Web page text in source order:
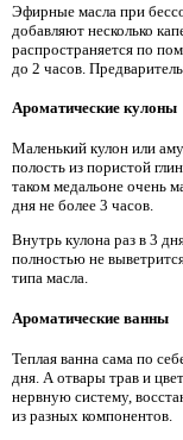
Эфирные масла при
добавляют несколько
распространяется по
до 2 часов.
Ароматические кулоны
Маленький кулон или
полость из пористой
таком медальоне очень
дня не более 3 часов.
Внутрь кулона раз в 3
полностью не
типа масла.
Ароматические ванны
Теплая ванна сама по
дня. А отвары трав и
нервную систему,
из разных компонентов.